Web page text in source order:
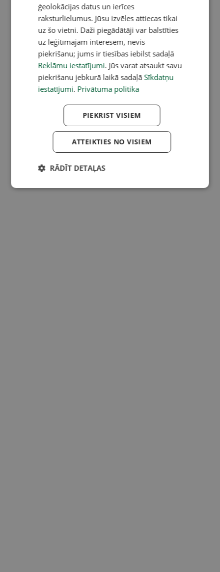
ģeolokācijas datus un ierīces
raksturlielumus. Jūsu izvēles attiecas tikai
uz šo vietni. Daži piegādātāji var balstīties
uz leģitīmajām interesēm, nevis
piekrišanu; jums ir tiesības iebilst sadaļā
Reklāmu iestatījumi. Jūs varat atsaukt savu
piekrišanu jebkurā laikā sadaļā Sīkdatņu
iestatījumi. Privātuma politika
PIEKRIST VISIEM
ATTEIKTIES NO VISIEM
RĀDĪT DETAĻAS